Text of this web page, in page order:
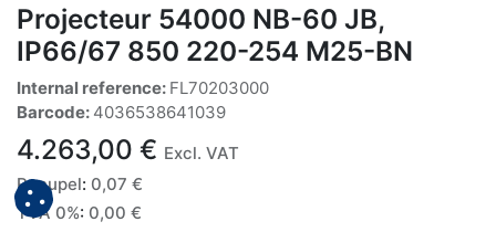
Projecteur 54000 NB-60 JB,
IP66/67 850 220-254 M25-BN
Internal reference: FL70203000
Barcode: 4036538641039
4.263,00 € Excl. VAT
Recupel: 0,07 €
TVA 0%: 0,00 €